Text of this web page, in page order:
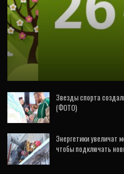
Звезды спорта
(ФОТО)
Энергетики
чтобы подключать